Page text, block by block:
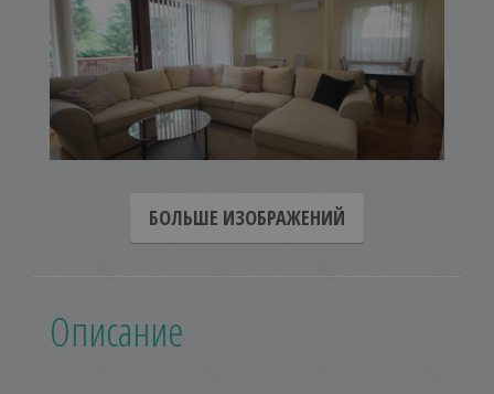
БОЛЬШЕ ИЗОБРАЖЕНИЙ
Описание